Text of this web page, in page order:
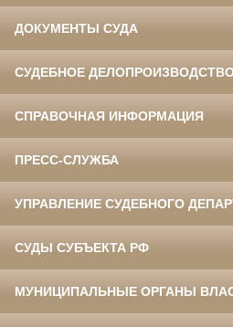
ДОКУМЕНТЫ СУДА
СУДЕБНОЕ
СПРАВОЧНАЯ ИНФОРМАЦИЯ
ПРЕСС-СЛУЖБА
УПРАВЛЕНИЕ СУДЕБНОГО
СУДЫ СУБЪЕКТА РФ
МУНИЦИПАЛЬНЫЕ ОРГАНЫ